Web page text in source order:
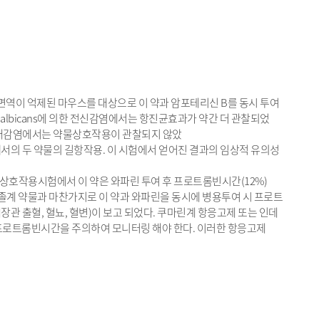
이 억제된 마우스를 대상으로 이 약과 암포테리신 B를 동시 투여
에 의한 전신감염에서는 항진균효과가 약간 더 관찰되었
염에서는 약물상호작용이 관찰되지 않았
두 약물의 길항작용. 이 시험에서 얻어진 결과의 임상적 유의성
호작용시험에서 이 약은 와파린 투여 후 프로트롬빈시간(12%)
약물과 마찬가지로 이 약과 와파린을 동시에 병용투여 시 프로트
관 출혈, 혈뇨, 혈변)이 보고 되었다. 쿠마린계 항응고제 또는 인데
트롬빈시간을 주의하여 모니터링 해야 한다. 이러한 항응고제